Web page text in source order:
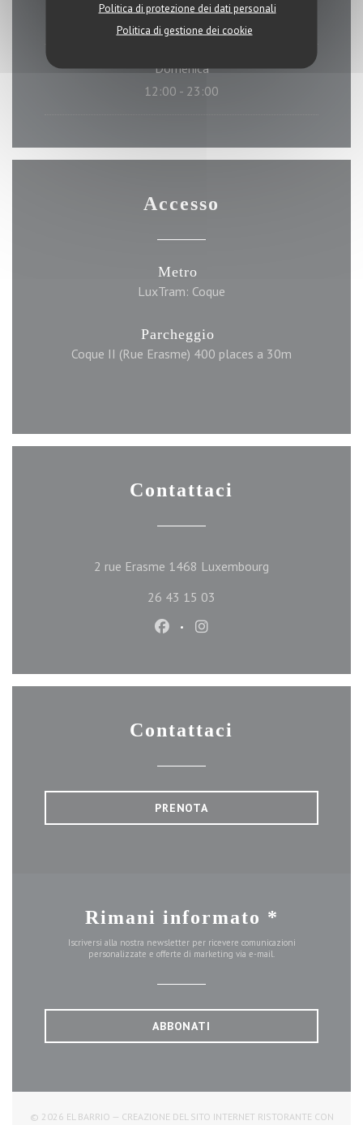
Politica di protezione dei dati personali
Politica di gestione dei cookie
Domenica
12:00 - 23:00
Accesso
Metro
LuxTram: Coque
Parcheggio
Coque II (Rue Erasme) 400 places a 30m
Contattaci
2 rue Erasme 1468 Luxembourg
26 43 15 03
Facebook ((apre una nuova
Instagram ((apre una
Contattaci
PRENOTA
Rimani informato *
Iscriversi alla nostra newsletter per ricevere comunicazioni
personalizzate e offerte di marketing via e-mail.
ABBONATI
© 2026 EL BARRIO — CREAZIONE DEL SITO INTERNET RISTORANTE CON